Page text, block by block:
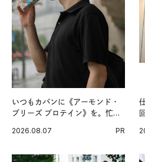
いつもカバンに《アーモンド・
ブリーズ プロテイン》を。忙し
グ習慣。
2026.08.07 PR